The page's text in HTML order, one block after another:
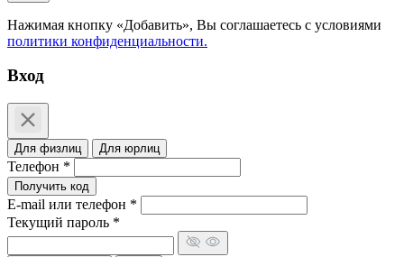
Нажимая кнопку «Добавить», Вы соглашаетесь c условиями
политики конфиденциальности.
Вход
Для физлиц Для юрлиц
Телефон *
Получить код
E-mail или телефон *
Текущий пароль *